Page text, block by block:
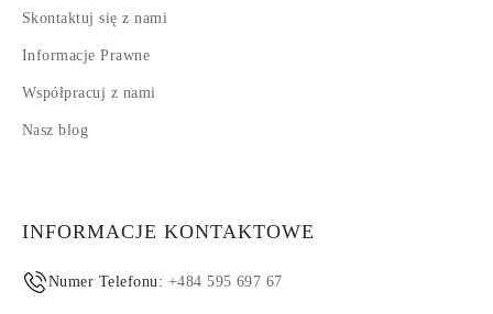
Skontaktuj się z nami
Informacje Prawne
Współpracuj z nami
Nasz blog
INFORMACJE KONTAKTOWE
Numer Telefonu: +484 595 697 67